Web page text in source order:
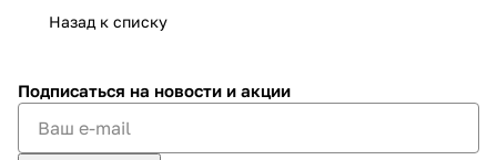
Назад к списку
Подписаться на новости и акции